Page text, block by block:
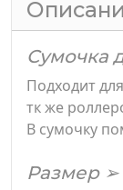
Сумочка
Подходит
тк же
В сумочку
Размер ➢